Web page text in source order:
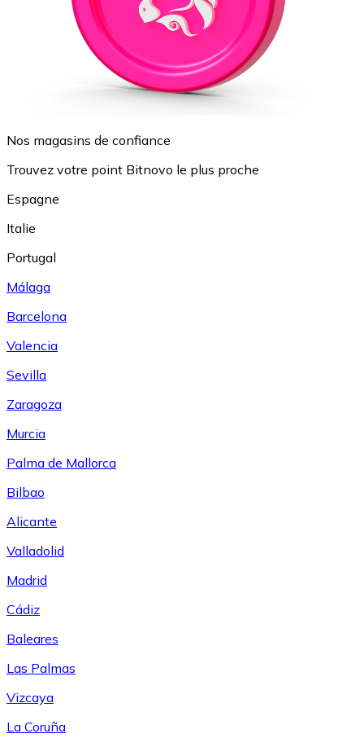
Nos magasins de confiance
Trouvez votre point Bitnovo le plus proche
Espagne
Italie
Portugal
Málaga
Barcelona
Valencia
Sevilla
Zaragoza
Murcia
Palma de Mallorca
Bilbao
Alicante
Valladolid
Madrid
Cádiz
Baleares
Las Palmas
Vizcaya
La Coruña